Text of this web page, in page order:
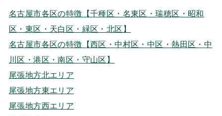
名古屋市各区の特徴【千種区・名東区・瑞穂区・昭和
区・東区・天白区・緑区・北区】
名古屋市各区の特徴【西区・中村区・中区・熱田区・中
川区・港区・南区・守山区】
尾張地方北エリア
尾張地方東エリア
尾張地方西エリア